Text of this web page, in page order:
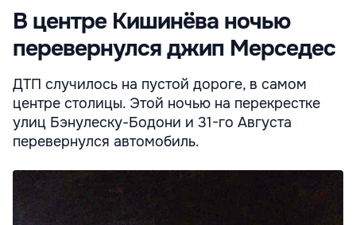
В центре Кишинёва ночью
перевернулся джип Мерседес
ДТП случилось на пустой дороге, в самом
центре столицы. Этой ночью на перекрестке
улиц Бэнулеску-Бодони и 31-го Августа
перевернулся автомобиль.